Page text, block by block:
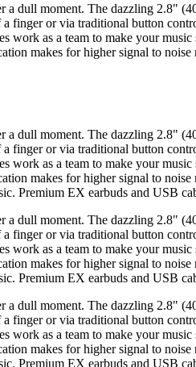
a dull moment. The dazzling 2.8"
finger or via traditional button
as a team to make your
makes for higher signal to noise
a dull moment. The dazzling 2.8"
finger or via traditional button
as a team to make your
makes for higher signal to
Premium EX earbuds and USB
a dull moment. The dazzling 2.8"
finger or via traditional button
as a team to make your
makes for higher signal to
Premium EX earbuds and USB
a dull moment. The dazzling 2.8"
finger or via traditional button
as a team to make your
makes for higher signal to
Premium EX earbuds and USB